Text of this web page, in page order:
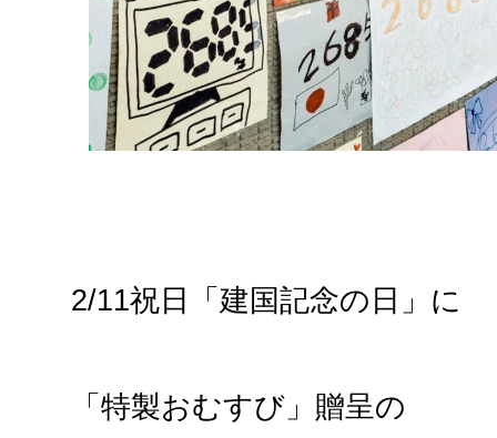
2/11祝日「建国記念の日」に
「特製おむすび」贈呈の